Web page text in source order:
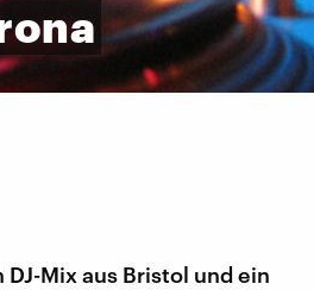
Mix aus Bristol und ein